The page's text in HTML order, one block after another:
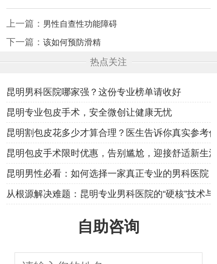
上一篇： 男性自查性功能障碍
下一篇：该如何预防滑精
热点关注
昆明男科医院哪家强？这份专业榜单请收好
昆明专业包皮手术，安全微创让健康无忧
昆明割包皮花多少才算合理？医生告诉你真实参考
昆明包皮手术限时优惠，告别尴尬，迎接舒适新生
昆明男性必看：如何选择一家真正专业的男科医院
从根源解决难题：昆明专业男科医院的“硬核”技术
自助咨询